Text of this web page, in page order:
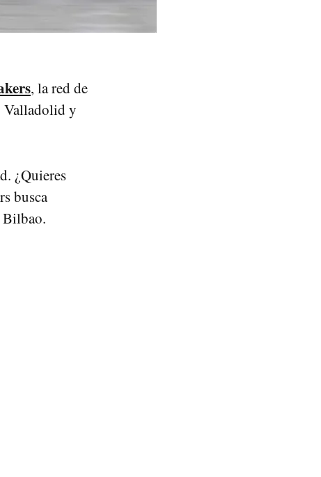
, la red de
Valladolid y
¿Quieres
busca
Bilbao.